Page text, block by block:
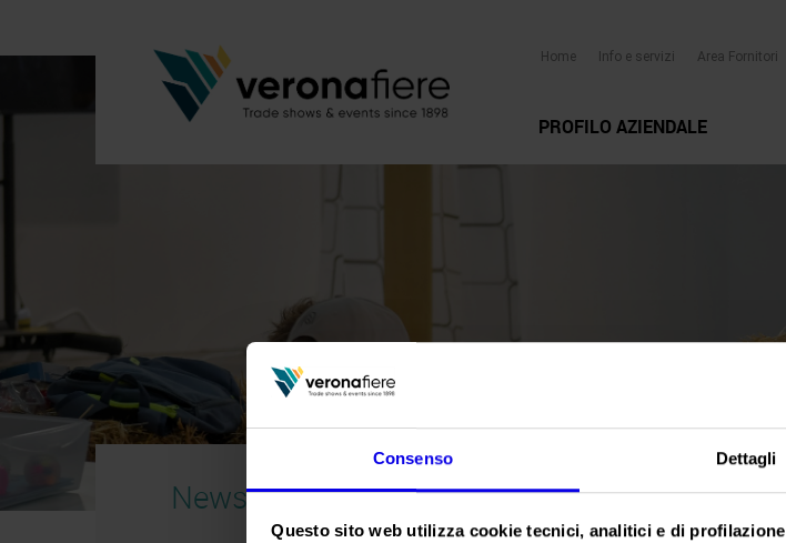
Consenso Dettagli
Questo sito web utilizza cookie tecnici, analitici e di profilazione
Home Info e servizi Area Fornitori
PROFILO AZIENDALE
News